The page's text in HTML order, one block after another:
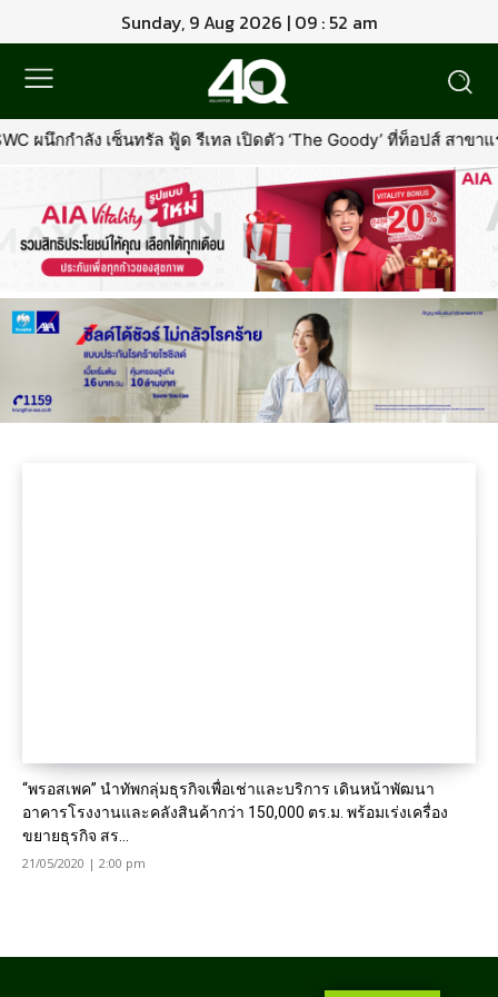
Sunday, 9 Aug 2026 | 09 : 52 am
ผนึกกำลัง เซ็นทรัล ฟู้ด รีเทล เปิดตัว ‘The Goody’ ที่ท็อปส์ สาขา
“พรอสเพค” นำทัพกลุ่มธุรกิจเพื่อเช่าและบริการ เดินหน้าพัฒนา
อาคารโรงงานและคลังสินค้ากว่า 150,000 ตร.ม. พร้อมเร่งเครื่อง
ขยายธุรกิจ สร...
21/05/2020 | 2:00 pm